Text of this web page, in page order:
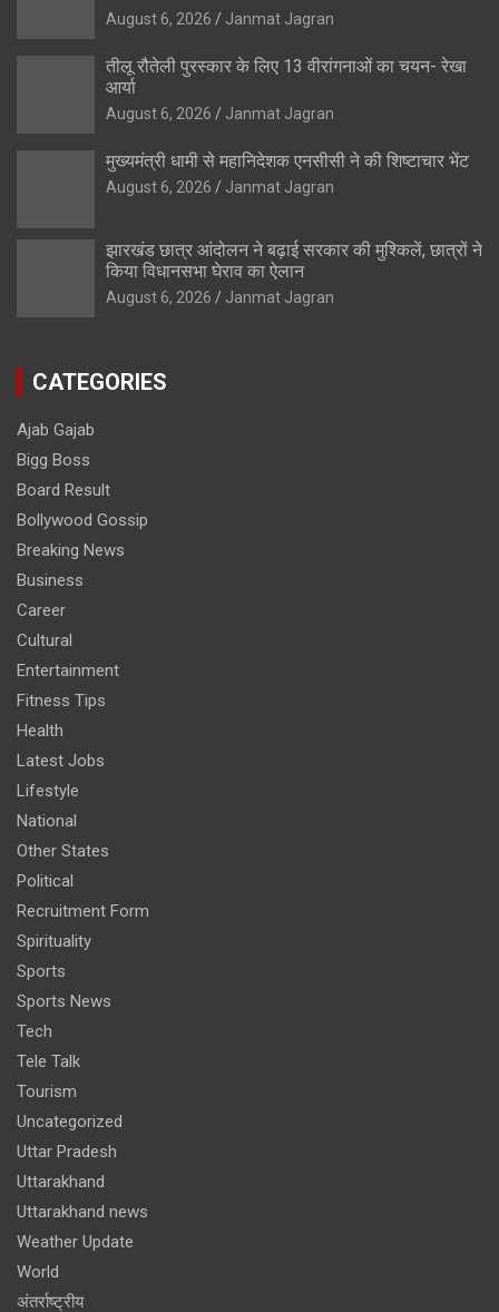
August 6, 2026 Janmat Jagran
तीलू रौतेली पुरस्कार के लिए 13 वीरांगनाओं का चयन- रेखा
आर्या
August 6, 2026 Janmat Jagran
मुख्यमंत्री धामी से महानिदेशक एनसीसी ने की शिष्टाचार भेंट
August 6, 2026 Janmat Jagran
झारखंड छात्र आंदोलन ने बढ़ाई सरकार की मुश्किलें, छात्रों ने
किया विधानसभा घेराव का ऐलान
August 6, 2026 Janmat Jagran
CATEGORIES
Ajab Gajab
Bigg Boss
Board Result
Bollywood Gossip
Breaking News
Business
Career
Cultural
Entertainment
Fitness Tips
Health
Latest Jobs
Lifestyle
National
Other States
Political
Recruitment Form
Spirituality
Sports
Sports News
Tech
Tele Talk
Tourism
Uncategorized
Uttar Pradesh
Uttarakhand
Uttarakhand news
Weather Update
World
अंतर्राष्ट्रीय